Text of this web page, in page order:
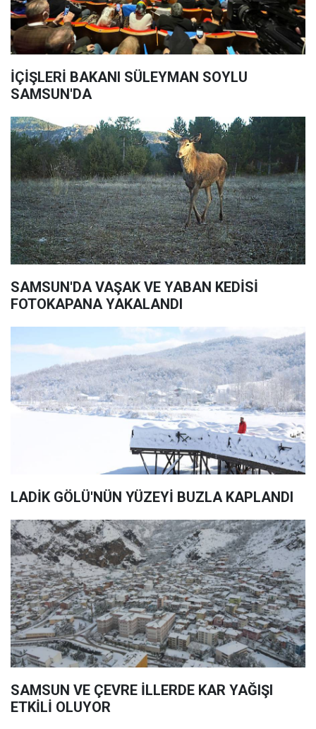
İÇİŞLERİ BAKANI SÜLEYMAN SOYLU
SAMSUN'DA
SAMSUN'DA VAŞAK VE YABAN KEDİSİ
FOTOKAPANA YAKALANDI
LADİK GÖLÜ'NÜN YÜZEYİ BUZLA KAPLANDI
SAMSUN VE ÇEVRE İLLERDE KAR YAĞIŞI
ETKİLİ OLUYOR